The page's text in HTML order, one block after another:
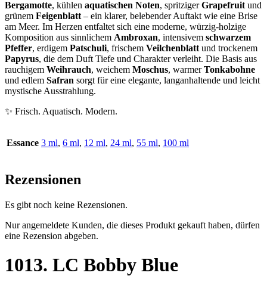
Bergamotte, kühlen aquatischen Noten, spritzigerGrapefruit und
grünem Feigenblatt – ein klarer, belebender Auftakt wie eine Brise
am Meer. Im Herzen entfaltet sich eine moderne, würzig-holzige
Komposition aus sinnlichem Ambroxan, intensivem schwarzem
Pfeffer, erdigem Patschuli, frischem Veilchenblatt und trockenem
Papyrus, die dem Duft Tiefe und Charakter verleiht. Die Basis aus
rauchigem Weihrauch, weichem Moschus, warmerTonkabohne
und edlem Safran sorgt für eine elegante, langanhaltende und leicht
mystische Ausstrahlung.
✨ Frisch. Aquatisch. Modern.
Essance 3 ml, 6 ml, 12 ml, 24 ml, 55 ml, 100 ml
Rezensionen
Es gibt noch keine Rezensionen.
Nur angemeldete Kunden, die dieses Produkt gekauft haben, dürfen
eine Rezension abgeben.
1013. LC Bobby Blue